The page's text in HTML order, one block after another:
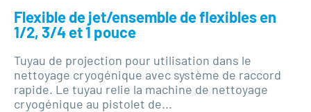
Flexible de jet/ensemble de flexibles en
1/2, 3/4 et 1 pouce
Tuyau de projection pour utilisation dans le
nettoyage cryogénique avec système de raccord
rapide. Le tuyau relie la machine de nettoyage
cryogénique au pistolet de...